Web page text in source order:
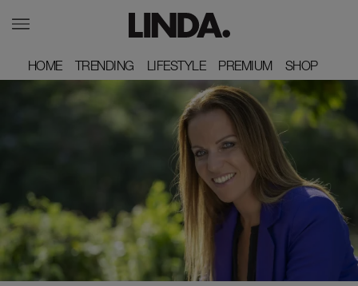
HOME
HOME TRENDING
TRENDING LIFESTYLE
LIFESTYLE PREMIUM
PREMIUM SHOP
SHOP